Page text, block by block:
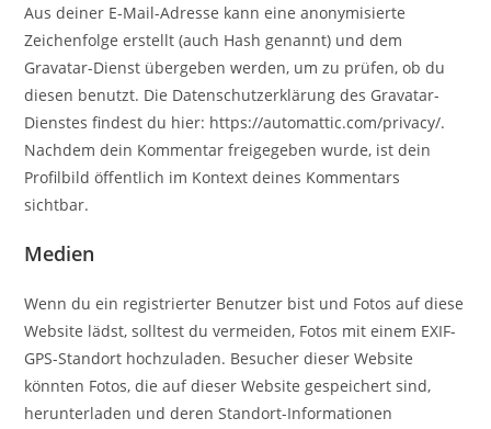
Aus deiner E-Mail-Adresse kann eine anonymisierte
Zeichenfolge erstellt (auch Hash genannt) und dem
Gravatar-Dienst übergeben werden, um zu prüfen, ob du
diesen benutzt. Die Datenschutzerklärung des Gravatar-
Dienstes findest du hier: https://automattic.com/privacy/.
Nachdem dein Kommentar freigegeben wurde, ist dein
Profilbild öffentlich im Kontext deines Kommentars
sichtbar.
Medien
Wenn du ein registrierter Benutzer bist und Fotos auf diese
Website lädst, solltest du vermeiden, Fotos mit einem EXIF-
GPS-Standort hochzuladen. Besucher dieser Website
könnten Fotos, die auf dieser Website gespeichert sind,
herunterladen und deren Standort-Informationen